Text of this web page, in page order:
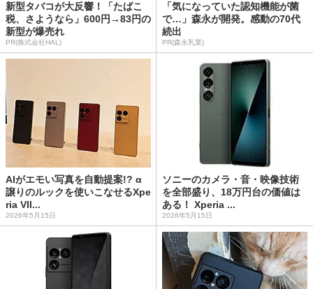
新型タバコが大反響！「たばこ
税、さようなら」600円→83円の
新型が爆売れ
PR(株式会社HAL)
「気になっていた認知機能が菌
で…」森永が開発。感動の70代
続出
PR(森永乳業)
AIがエモい写真を自動提案!? α
譲りのルックを使いこなせるXpe
ria VII...
2026年5月15日
ソニーのカメラ・音・映像技術
を全部盛り、18万円台の価値は
ある！ Xperia ...
2026年5月15日